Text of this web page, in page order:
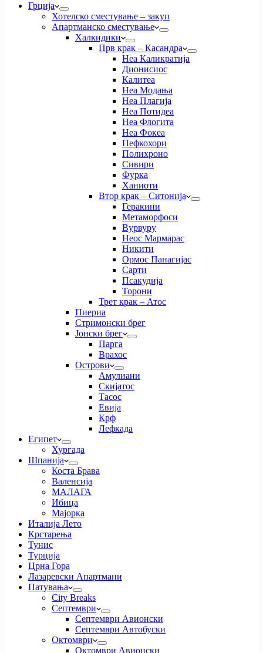
Грција
Хотелско сместување – закуп
Апартманско сместување
Халкидики
Прв крак – Касандра
Неа Каликратија
Дионисиос
Калитеа
Неа Модања
Неа Плагија
Неа Потидеа
Неа Флогита
Неа Фокеа
Пефкохори
Полихроно
Сивири
Фурка
Ханиоти
Втор крак – Ситонија
Геракини
Метаморфоси
Вурвуру
Неос Мармарас
Никити
Ормос Панагијас
Сарти
Псакудија
Торони
Трет крак – Атос
Пиериа
Стримонски брег
Јонски брег
Парга
Врахос
Острови
Амулиани
Скијатос
Тасос
Евија
Крф
Лефкада
Египет
Хургада
Шпанија
Коста Брава
Валенсија
МАЛАГА
Ибица
Мајорка
Италија Лето
Крстарења
Тунис
Турција
Црна Гора
Лазаревски Апартмани
Патувања
City Breaks
Септември
Септември Авионски
Септември Автобуски
Октомври
Октомври Авионски